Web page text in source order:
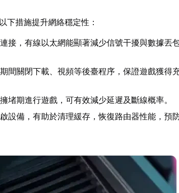
下措施提升網絡穩定性：
接，有線以太網能顯著減少信號干擾與數據丟
期間關閉下載、視頻等後臺程序，保證遊戲獲得
堵期進行遊戲，可有效減少延遲及斷線概率。
啟設備，有助於清理緩存，恢復路由器性能，預